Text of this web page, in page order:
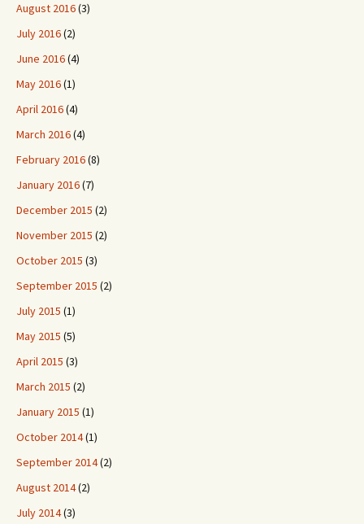
August 2016(3)
July 2016(2)
June 2016(4)
May 2016(1)
April 2016(4)
March 2016(4)
February 2016(8)
January 2016(7)
December 2015 (2)
November 2015 (2)
October 2015 (3)
September 2015 (2)
July 2015 (1)
May 2015 (5)
April 2015 (3)
March 2015 (2)
January 2015 (1)
October 2014(1)
September 2014(2)
August 2014(2)
July 2014(3)